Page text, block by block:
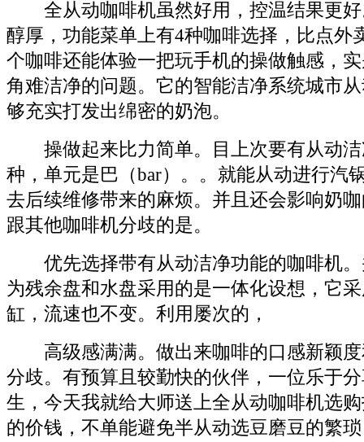
全从动咖啡机虽然好用，控温结果更好
醇厚，功能菜单上有4种咖啡选择，比点外
个咖啡还能体验一把玩手机的操做触感，
角难洁净的问题。它的智能洁净系统城市
够充实打发出绵密的奶泡。
操做起来比力简单。目上次要有从动洁
种，单元是巴（bar）。。就能从动进行汽
去后续维修带来的麻烦。并且还会影响奶
跟其他咖啡机分歧的是。
优先选择带有从动洁净功能的咖啡机。
为残余盘和水盘采用的是一体化设想，它
缸，流速也不变。利用屡次的，
高级感满满。做出来咖啡的口感新颖度
分歧。有预算且较勤快的伙伴，一位乐于
生，今天我就给大师送上全从动咖啡机选
的价钱，不单能避免半从动选豆磨豆的繁